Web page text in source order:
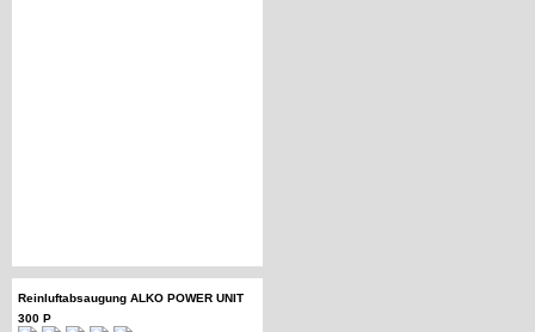
Reinluftabsaugung ALKO POWER UNIT
300 P